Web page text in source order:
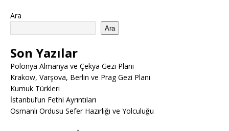
Ara
Ara
Son Yazılar
Polonya Almanya ve Çekya Gezi Planı
Krakow, Varşova, Berlin ve Prag Gezi Planı
Kumuk Türkleri
İstanbul’un Fethi Ayrıntıları
Osmanlı Ordusu Sefer Hazırlığı ve Yolculuğu